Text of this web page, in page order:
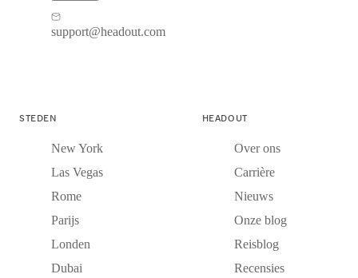
support@headout.com
STEDEN
New York
Las Vegas
Rome
Parijs
Londen
Dubai
HEADOUT
Over ons
Carrière
Nieuws
Onze blog
Reisblog
Recensies